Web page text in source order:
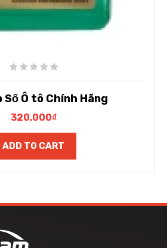
Số Ô tô Chính Hãng
320,000₫
ADD TO CART